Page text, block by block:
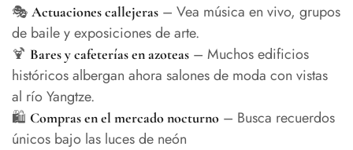
🎭 Actuaciones callejeras – Vea música en vivo, grupos
de baile y exposiciones de arte.
🍹 Bares y cafeterías en azoteas – Muchos edificios
históricos albergan ahora salones de moda con vistas
al río Yangtze.
🛍️ Compras en el mercado nocturno – Busca recuerdos
únicos bajo las luces de neón